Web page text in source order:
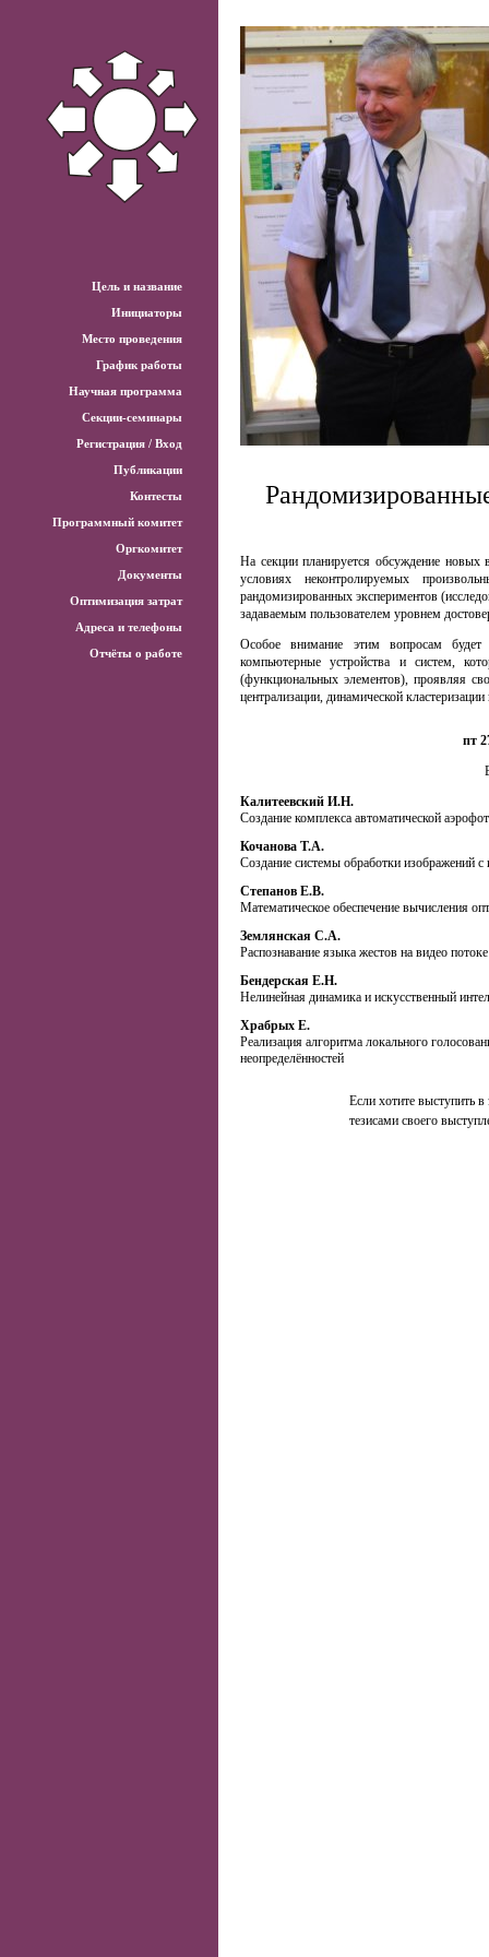
На секции планируется обсуждение новых
условиях неконтролируемых
рандомизированных экспериментов
задаваемым пользователем уровнем
Особое внимание этим вопросам будет
компьютерные устройства и систем,
(функциональных элементов), проявляя
централизации, динамической
пт
Калитеевский И.Н.
Создание комплекса автоматической
Кочанова Т.А.
Создание системы обработки изображений
Степанов Е.В.
Математическое обеспечение вычисления
Землянская С.А.
Распознавание языка жестов на видео потоке
Бендерская Е.Н.
Нелинейная динамика и искусственный
Храбрых Е.
Реализация алгоритма локального
неопределённостей
Если хотите выступить
тезисами своего
Цель и название
Инициаторы
Место проведения
График работы
Научная программа
Секции-семинары
Регистрация / Вход
Публикации
Контесты
Программный комитет
Оргкомитет
Документы
Оптимизация затрат
Адреса и телефоны
Отчёты о работе